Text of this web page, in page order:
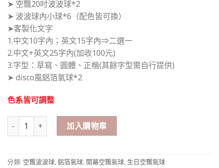
➤ 空飄20吋波波球*2
➤ 波波球內小球*6（配色皆可換）
➤客製化文字
1.中文10字內；英文15字內⇒二選一
2.中文+英文25字內(加收100元)
3.字型：草寫、圓體、正楷(其餘字型需自行提供)
➤ disco風鋁箔氣球*2
色系皆可調整
Disco風空飄氣球 數量加入購物車
分類: 空飄波波球,鋁箔氣球, 開幕空飄氣球, 生日空飄氣球